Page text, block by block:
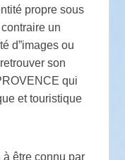
propre sous
un
d”images ou
son
qui
et touristique
être connu par